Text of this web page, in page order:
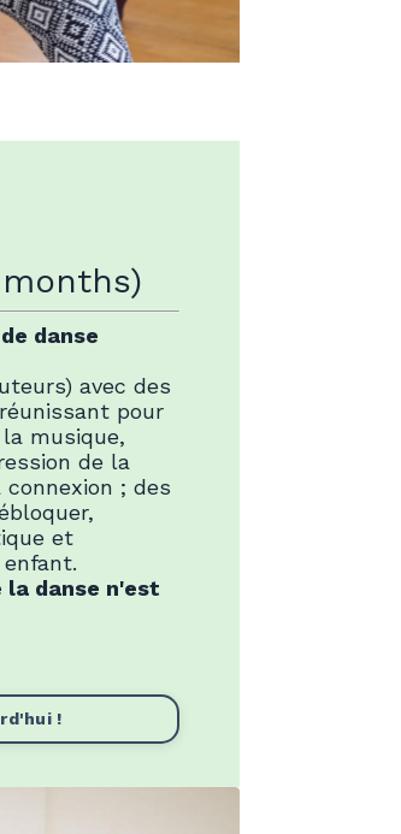
danse
avec des
pour
musique,
de la
; des
et
la danse n'est
!